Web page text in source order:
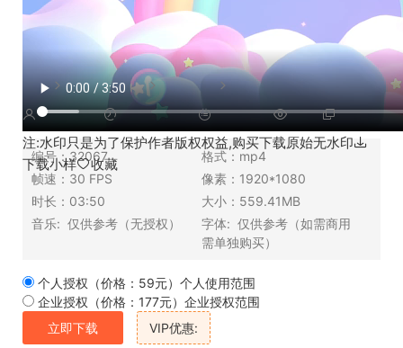
注:水印只是为了保护作者版权权益,购买下载原始无水印
下载小样
收藏
歌曲阳光彩虹小白马led视频背景-无词
视频 成品舞台背景 歌舞背景
yyao1227 2025-01-07 歌舞背景 107 推广
编号：32067 格式： mp4
帧速： 30 FPS 像素： 1920*1080
时长： 03:50 大小： 559.41MB
音乐: 仅供参考（无授权） 字体: 仅供参考（如需商用
需单独购买）
个人授权（价格：59元） 个人使用范围
企业授权（价格：177元） 企业授权范围
VIP优惠:
立即下载